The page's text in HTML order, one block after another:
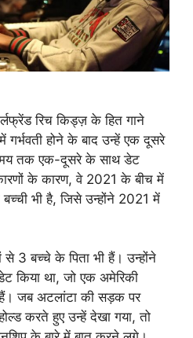
रिच किड्ज़ के हित गाने
होने के बाद उन्हें एक दूसरे
तक एक-दूसरे के साथ डेट
के कारण, वे 2021 के बीच में
भी है, जिसे उन्होंने 2021 में
3 बच्चे के पिता भी हैं। उन्होंने
किया था, जो एक अमेरिकी
जब अटलांटा की सड़क पर
करते हुए उन्हें देखा गया, तो